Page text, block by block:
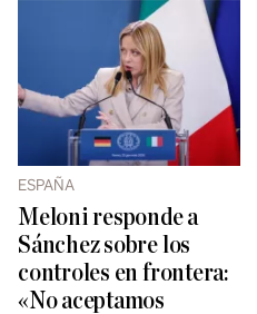
ESPAÑA
Meloni responde a
Sánchez sobre los
controles en frontera:
«No aceptamos